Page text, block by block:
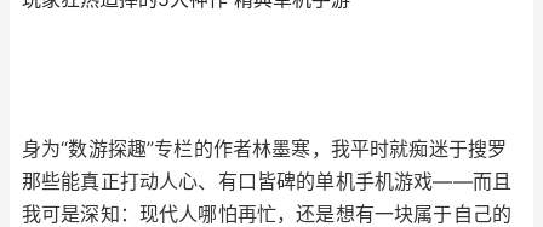
身为“数游探趣”专栏的作者林墨寒，我平时就痴迷于搜罗
那些能真正打动人心、有口皆碑的单机手机游戏——而且
我可是深知：现代人哪怕再忙，还是想有一块属于自己的